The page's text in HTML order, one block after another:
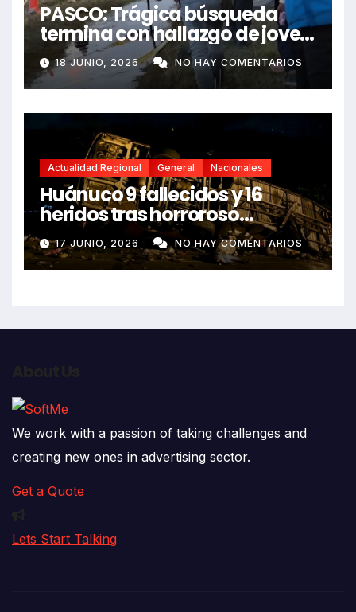
PASCO: Trágica búsqueda
termina con hallazgo de joven
sin vida en Rancas
18 JUNIO, 2026 NO HAY COMENTARIOS
Actualidad Regional General Nacionales
Huánuco 9 fallecidos y 16
heridos tras horroroso
despiste de bus Real Chancas
que impactó contra vivienda
17 JUNIO, 2026 NO HAY COMENTARIOS
We work with a passion of taking challenges and
creating new ones in advertising sector.
Get a Quote
Lets Start Talking